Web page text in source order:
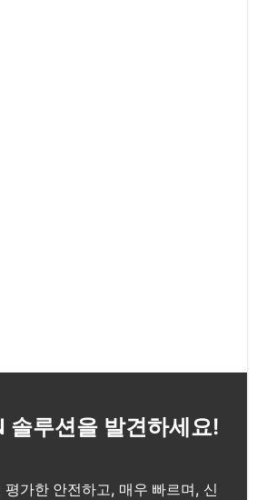
솔루션을 발견하세요!
가한 안전하고, 매우 빠르며, 신